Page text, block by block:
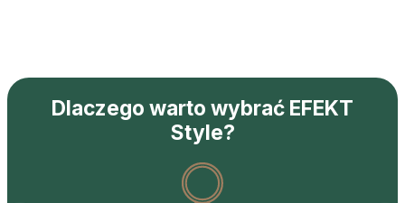
Dlaczego warto wybrać EFEKT
Style?